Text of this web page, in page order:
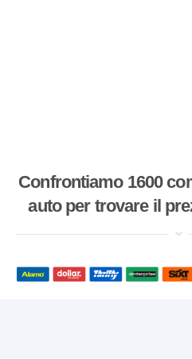
Confrontiamo 1600
auto per trovare il